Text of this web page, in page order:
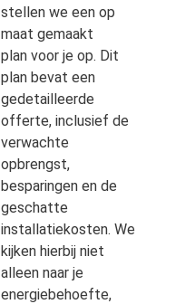
stellen we een op
maat gemaakt
plan voor je op. Dit
plan bevat een
gedetailleerde
offerte, inclusief de
verwachte
opbrengst,
besparingen en de
geschatte
installatiekosten. We
kijken hierbij niet
alleen naar je
energiebehoefte,